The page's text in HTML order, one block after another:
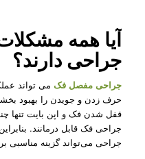
آیا همه
جراحی دارند؟
جراحی مفصل فکمی تواند
حرف زدن و جویدن را بهبود
قفل شدن فک و اپن بایت تنها
جراحی فک قابل درمانند.
جراحی می‌تواند گزینه مناسبی